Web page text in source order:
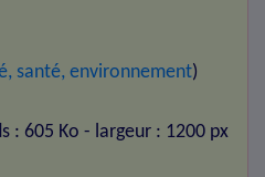
santé, environnement)
: 605 Ko - largeur : 1200 px